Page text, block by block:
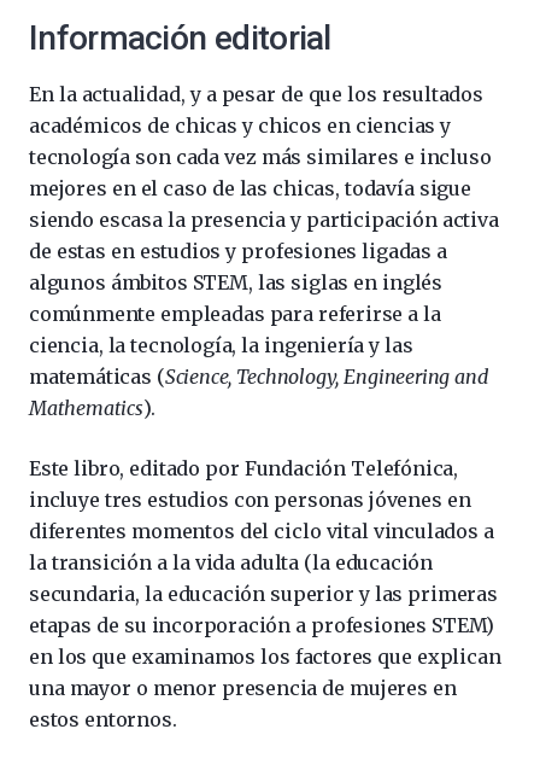
Información editorial
En la actualidad, y a pesar de que los resultados
académicos de chicas y chicos en ciencias y
tecnología son cada vez más similares e incluso
mejores en el caso de las chicas, todavía sigue
siendo escasa la presencia y participación activa
de estas en estudios y profesiones ligadas a
algunos ámbitos STEM, las siglas en inglés
comúnmente empleadas para referirse a la
ciencia, la tecnología, la ingeniería y las
matemáticas (Science, Technology, Engineering and
Mathematics).
Este libro, editado por Fundación Telefónica,
incluye tres estudios con personas jóvenes en
diferentes momentos del ciclo vital vinculados a
la transición a la vida adulta (la educación
secundaria, la educación superior y las primeras
etapas de su incorporación a profesiones STEM)
en los que examinamos los factores que explican
una mayor o menor presencia de mujeres en
estos entornos.